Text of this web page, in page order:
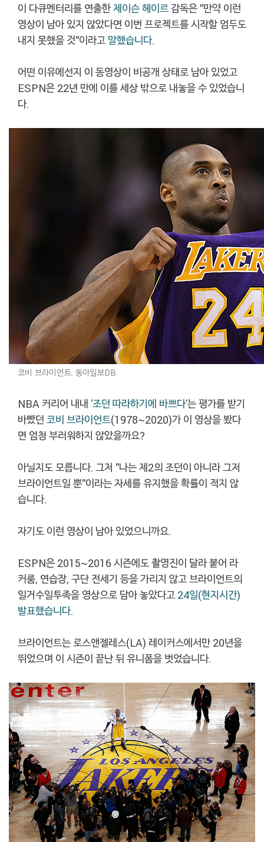
이 다큐멘터리를 연출한제이슨 헤이르감독은 "만약 이런
영상이 남아 있지 않았다면 이번 프로젝트를 시작할 엄두도
내지 못했을 것"이라고 말했습니다.
어떤 이유에선지 이 동영상이 비공개 상태로 남아 있었고
ESPN은 22년 만에 이를 세상 밖으로 내놓을 수 있었습니
다.
코비 브라이언트. 동아일보DB
NBA 커리어 내내 '조던 따라하기에 바쁘다'는 평가를 받기
바빴던 코비 브라이언트(1978~2020)가 이 영상을 봤다
면 엄청 부러워하지 않았을까요?
아닐지도 모릅니다. 그저 "나는 제2의 조던이 아니라 그저
브라이언트일 뿐"이라는 자세를 유지했을 확률이 적지 않
습니다.
자기도 이런 영상이 남아 있었으니까요.
ESPN은 2015~2016 시즌에도 촬영진이 달라 붙어 라
커룸, 연습장, 구단 전세기 등을 가리지 않고 브라이언트의
일거수일투족을 영상으로 담아 놓았다고 24일(현지시간)
발표했습니다.
브라이언트는 로스앤젤레스(LA) 레이커스에서만 20년을
뛰었으며 이 시즌이 끝난 뒤 유니폼을 벗었습니다.